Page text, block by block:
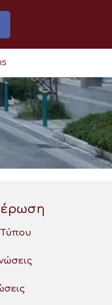
Τύπου